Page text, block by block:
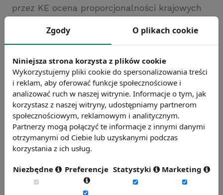
przez KE ocena proporcjonalności krajowych
w ramach wolnych zawodów.
Źródło: http://www.pulshr.pl
Chcesz wiedzieć więcej?
Zobacz więcej wiadomości
Zgody O plikach cookie
Niniejsza strona korzysta z plików cookie
Wykorzystujemy pliki cookie do spersonalizowania treści
i reklam, aby oferować funkcje społecznościowe i
analizować ruch w naszej witrynie. Informacje o tym, jak
korzystasz z naszej witryny, udostępniamy partnerom
społecznościowym, reklamowym i analitycznym.
Partnerzy mogą połączyć te informacje z innymi danymi
otrzymanymi od Ciebie lub uzyskanymi podczas
korzystania z ich usług.
Niezbędne Preferencje Statystyki Marketing